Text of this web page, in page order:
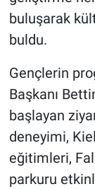
buluşarak
buldu.
Gençlerin
Başkanı
başlayan
deneyimi,
eğitimleri,
parkuru